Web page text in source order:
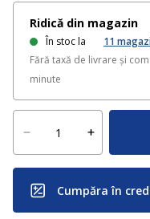
Ridică din magazin
În stoc la 11
Fără taxă de livrare și
minute
Cumpăra în